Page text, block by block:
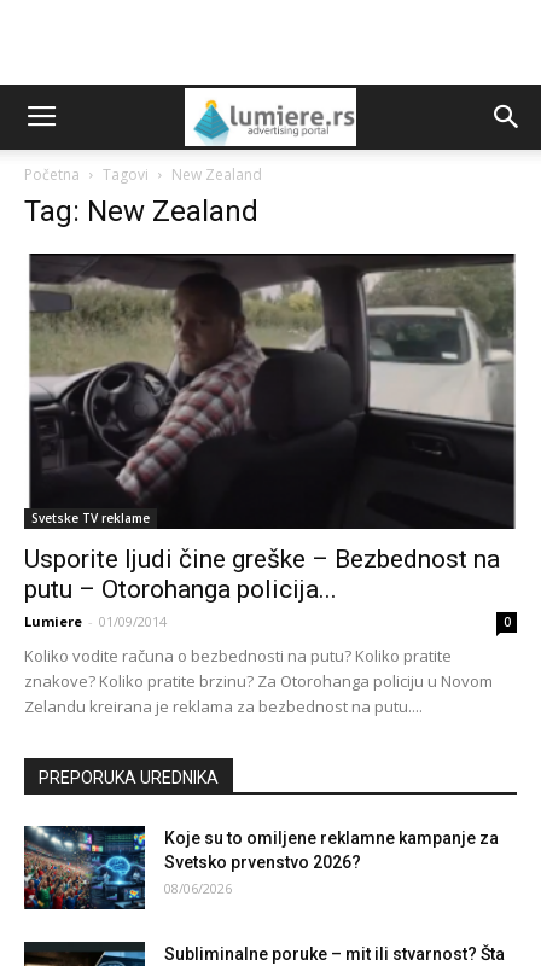
Početna Tagovi New Zealand
Tag: New Zealand
Svetske TV reklame
Usporite ljudi čine greške – Bezbednost na
putu – Otorohanga policija...
Lumiere - 01/09/2014 0
Koliko vodite računa o bezbednosti na putu? Koliko pratite
znakove? Koliko pratite brzinu? Za Otorohanga policiju u Novom
Zelandu kreirana je reklama za bezbednost na putu....
PREPORUKA UREDNIKA
Koje su to omiljene reklamne kampanje za
Svetsko prvenstvo 2026?
08/06/2026
Subliminalne poruke – mit ili stvarnost? Šta